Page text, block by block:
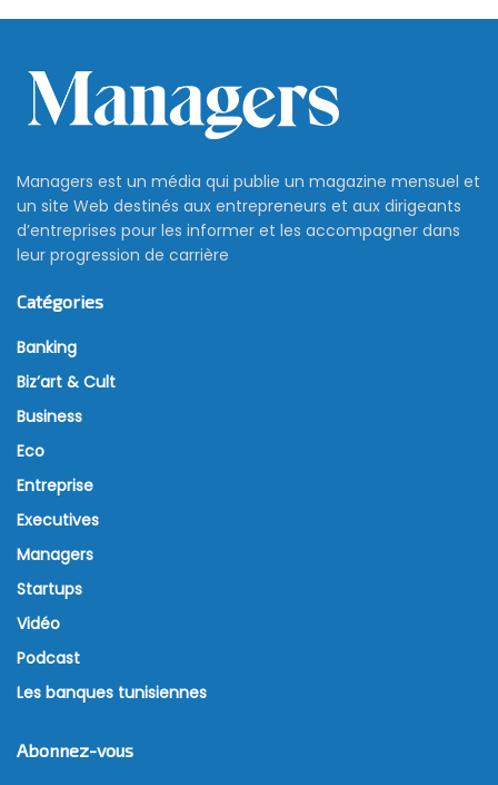
Managers est un média qui publie un magazine mensuel et
un site Web destinés aux entrepreneurs et aux dirigeants
d’entreprises pour les informer et les accompagner dans
leur progression de carrière
Catégories
Banking
Biz’art & Cult
Business
Eco
Entreprise
Executives
Managers
Startups
Vidéo
Podcast
Les banques tunisiennes
Abonnez-vous